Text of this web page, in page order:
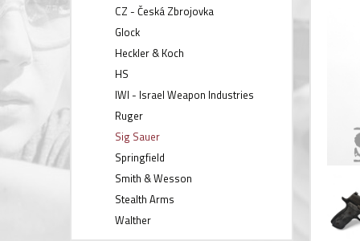
CZ - Česká Zbrojovka
Glock
Heckler & Koch
HS
IWI - Israel Weapon Industries
Ruger
Sig Sauer
Springfield
Smith & Wesson
Stealth Arms
Walther